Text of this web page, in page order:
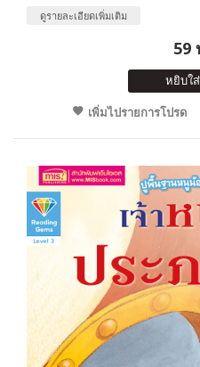
ดูรายละเอียดเพิ่มเติม
59
หยิบใ
เพิ่มไปรายการโปรด